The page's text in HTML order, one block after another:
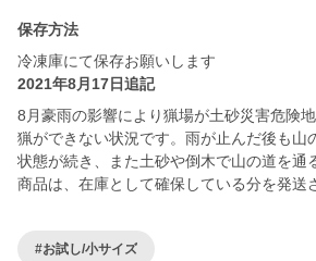
保存方法
冷凍庫にて保存お願いします
2021年8月17日追記
8月豪雨の影響により猟場が土砂災害危険
猟ができない状況です。雨が止んだ後も山
状態が続き、また土砂や倒木で山の道を通
商品は、在庫として確保している分を発送
#お試し/小サイズ